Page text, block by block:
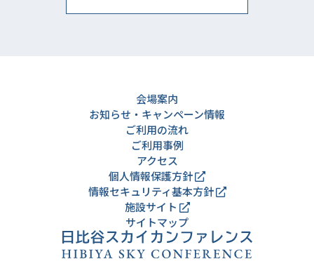
会場案内
お知らせ・キャンペーン情報
ご利用の流れ
ご利用事例
アクセス
個人情報保護方針
情報セキュリティ基本方針
施設サイト
サイトマップ